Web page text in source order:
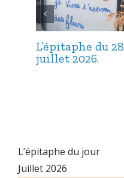
L’épitaphe du 28
juillet 2026.
L’épitaphe du jour
Juillet 2026